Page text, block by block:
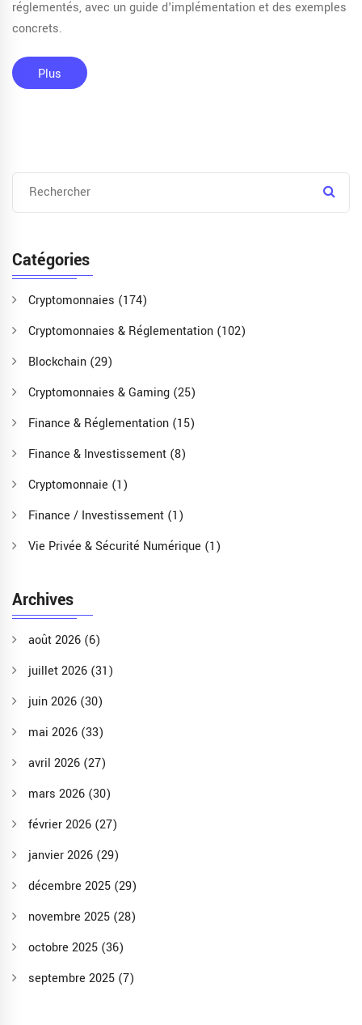
réglementés, avec un guide d'implémentation et des exemples
concrets.
Plus
Catégories
Cryptomonnaies (174)
Cryptomonnaies & Réglementation (102)
Blockchain (29)
Cryptomonnaies & Gaming (25)
Finance & Réglementation (15)
Finance & Investissement (8)
Cryptomonnaie (1)
Finance / Investissement (1)
Vie Privée & Sécurité Numérique (1)
Archives
août 2026 (6)
juillet 2026 (31)
juin 2026 (30)
mai 2026 (33)
avril 2026 (27)
mars 2026 (30)
février 2026 (27)
janvier 2026 (29)
décembre 2025 (29)
novembre 2025 (28)
octobre 2025 (36)
septembre 2025 (7)